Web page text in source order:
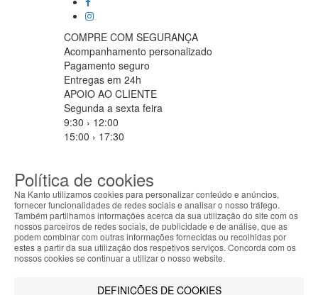
COMPRE COM SEGURANÇA
Acompanhamento personalizado
Pagamento seguro
Entregas em 24h
APOIO AO CLIENTE
Segunda a sexta feira
9:30 › 12:00
15:00 › 17:30
MÉTODOS DE PAGAMENTO
ABOUT THE COOKIES
Kanto handles information about your visit using
cookies that improve the performance of the
offer advertising tailored to your interests. By
Política de cookies
Na Kanto utilizamos cookies para personalizar conteúdo e anúncios,
fornecer funcionalidades de redes sociais e analisar o nosso tráfego.
Também partilhamos informações acerca da sua utilização do site com os
nossos parceiros de redes sociais, de publicidade e de análise, que as
podem combinar com outras informações fornecidas ou recolhidas por
estes a partir da sua utilização dos respetivos serviços. Concorda com os
nossos cookies se continuar a utilizar o nosso website.
DEFINIÇÕES DE COOKIES